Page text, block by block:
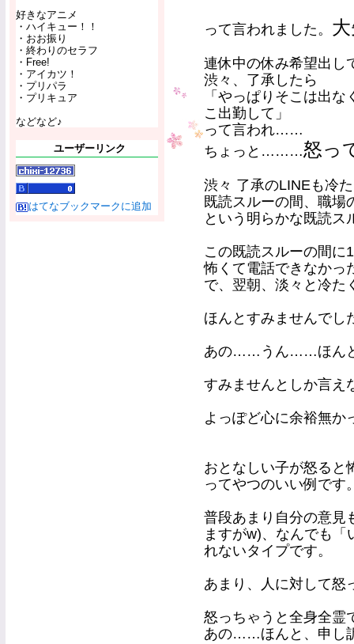
好きなアニメ
・ハイキュー！！
・おお振り
・終わりのセラフ
・Free!
・アイカツ！
・プリパラ
・プリキュア
などなど♪
ユーザーリンク
はてなブックマークに追加
って言われました。
連休中の休み希望出し
渋々、了承したら
「やっぱりそこは出
こ出勤して」
って言われ……
ちょっと………怒っ
渋々 了承のLINEも冷
既読スルーの間、職場
という明らかな既読
この既読スルーの間に
怖くて電話できなか
で、翌朝、淡々と冷た
ほんとすみませんで
あの……うん……ほん
すみませんとしか言え
よっぽど心に余裕無
おとなしい子が怒ると
ってやつのいい例です
普段あまり自分の意見
ますがw)、なんでも
れないタイプです。
あまり、人に対して
怒っちゃうと全身全
あの……ほんと、申